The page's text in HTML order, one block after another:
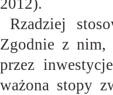
2012).
Rzadziej
Zgodnie z nim,
przez
ważona stopy